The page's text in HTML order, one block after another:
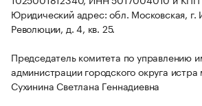
Юридический адрес: обл. Московская, г.
Революции, д. 4, кв. 25.
Председатель комитета по управлению
администрации городского округа
Сухинина Светлана Геннадиевна